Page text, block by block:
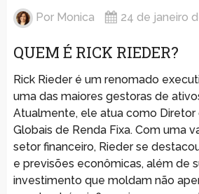
Por Monica 24 de janeiro
QUEM É RICK RIEDER?
Rick Rieder é um renomado
uma das maiores gestoras de
Atualmente, ele atua como
Globais de Renda Fixa. Com uma
setor financeiro, Rieder se
e previsões econômicas, além de
investimento que moldam não